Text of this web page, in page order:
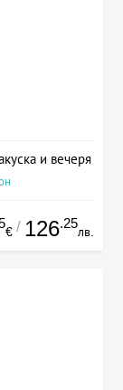
и вечеря
€ / 126.25
лв.